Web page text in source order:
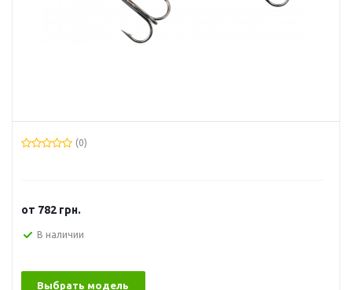
(0)
от 782 грн.
В наличии
Выбрать модель